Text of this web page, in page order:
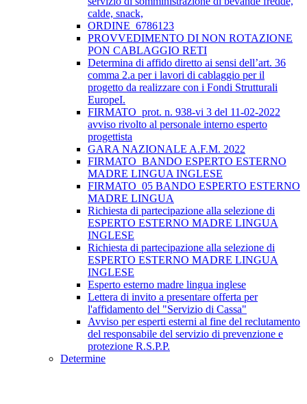
calde, snack,
ORDINE_6786123
PROVVEDIMENTO DI NON ROTAZIONE
PON CABLAGGIO RETI
Determina di affido diretto ai sensi dell’art. 36
comma 2.a per i lavori di cablaggio per il
progetto da realizzare con i Fondi Strutturali
EuropeI.
FIRMATO_prot. n. 938-vi 3 del 11-02-2022
avviso rivolto al personale interno esperto
progettista
GARA NAZIONALE A.F.M. 2022
FIRMATO_BANDO ESPERTO ESTERNO
MADRE LINGUA INGLESE
FIRMATO_05 BANDO ESPERTO ESTERNO
MADRE LINGUA
Richiesta di partecipazione alla selezione di
ESPERTO ESTERNO MADRE LINGUA
INGLESE
Richiesta di partecipazione alla selezione di
ESPERTO ESTERNO MADRE LINGUA
INGLESE
Esperto esterno madre lingua inglese
Lettera di invito a presentare offerta per
l'affidamento del "Servizio di Cassa"
Avviso per esperti esterni al fine del reclutamento
del responsabile del servizio di prevenzione e
protezione R.S.P.P.
Determine